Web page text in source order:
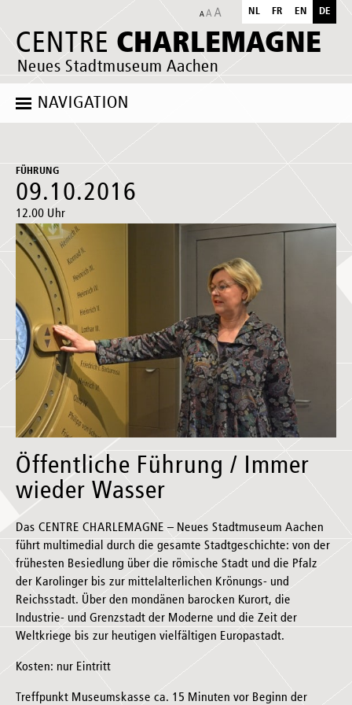
CENTRE CHARLEMAGNE
Neues Stadtmuseum Aachen
NL FR EN DE
NAVIGATION
FÜHRUNG
09.10.2016
12.00 Uhr
Öffentliche Führung / Immer
wieder Wasser
Das CENTRE CHARLEMAGNE – Neues Stadtmuseum Aachen
führt multimedial durch die gesamte Stadtgeschichte: von der
frühesten Besiedlung über die römische Stadt und die Pfalz
der Karolinger bis zur mittelalterlichen Krönungs- und
Reichsstadt. Über den mondänen barocken Kurort, die
Industrie- und Grenzstadt der Moderne und die Zeit der
Weltkriege bis zur heutigen vielfältigen Europastadt.
Kosten: nur Eintritt
Treffpunkt Museumskasse ca. 15 Minuten vor Beginn der